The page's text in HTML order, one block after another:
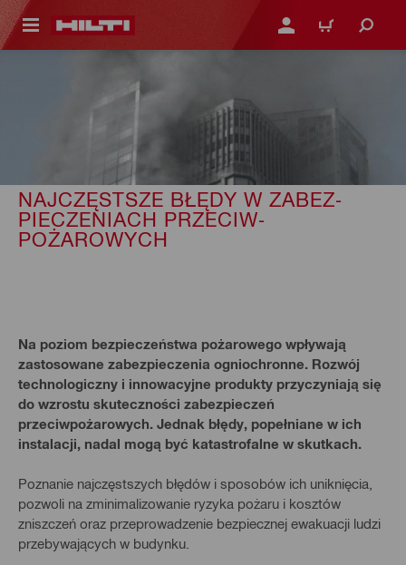
GŁÓWNEJ ZALOGUJ SIĘ LUB
KOSZYK
NAJCZĘSTSZE BŁĘDY W ZABEZ­
PIECZENIACH PRZECIW­
POŻAROWYCH
Na poziom bezpieczeństwa pożarowego wpływają
zastosowane zabezpieczenia ogniochronne. Rozwój
technologiczny i innowacyjne produkty przyczyniają się
do wzrostu skuteczności zabezpieczeń
przeciwpożarowych. Jednak błędy, popełniane w ich
instalacji, nadal mogą być katastrofalne w skutkach.
Poznanie najczęstszych błędów i sposobów ich uniknięcia,
pozwoli na zminimalizowanie ryzyka pożaru i kosztów
zniszczeń oraz przeprowadzenie bezpiecznej ewakuacji ludzi
przebywających w budynku.